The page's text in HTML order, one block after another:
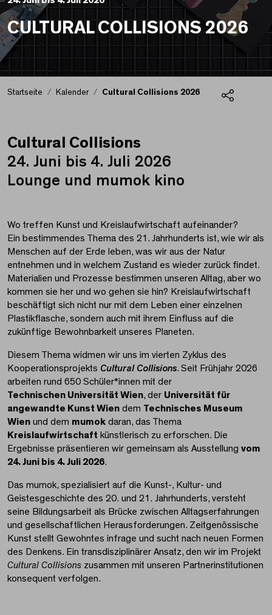
CULTURAL COLLISIONS 2026
Startseite Kalender Cultural Collisions 2026
Cultural Collisions
Cultural Collisions
24. Juni bis 4. Juli 2026
Lounge und mumok kino
Wo treffen Kunst und Kreislaufwirtschaft aufeinander?
Ein bestimmendes Thema des 21. Jahrhunderts ist, wie wir als
Menschen auf der Erde leben, was wir aus der Natur
entnehmen und in welchem Zustand es wieder zurück findet.
Materialien und Prozesse bestimmen unseren Alltag, aber wo
kommen sie her und wo gehen sie hin? Kreislaufwirtschaft
beschäftigt sich nicht nur mit dem Leben einer einzelnen
Plastikflasche, sondern auch mit ihrem Einfluss auf die
zukünftige Bewohnbarkeit unseres Planeten.
Diesem Thema widmen wir uns im vierten Zyklus des
Kooperationsprojekts Cultural Collisions. Seit Frühjahr 2026
arbeiten rund 650 Schüler*innen mit der
Technischen Universität Wien, der Universität für
angewandte Kunst Wien dem Technisches Museum
Wien und dem mumok daran, das Thema
Kreislaufwirtschaft künstlerisch zu erforschen. Die
Ergebnisse präsentieren wir gemeinsam als Ausstellung vom
24. Juni bis 4. Juli 2026.
Das mumok, spezialisiert auf die Kunst-, Kultur- und
Geistesgeschichte des 20. und 21. Jahrhunderts, versteht
seine Bildungsarbeit als Brücke zwischen Alltagserfahrungen
und gesellschaftlichen Herausforderungen. Zeitgenössische
Kunst stellt Gewohntes infrage und sucht nach neuen Formen
des Denkens. Ein transdisziplinärer Ansatz, den wir im Projekt
Cultural Collisions zusammen mit unseren Partnerinstitutionen
konsequent verfolgen.